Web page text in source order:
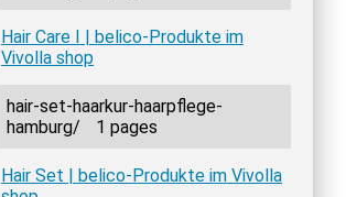
Hair Care I | belico-Produkte im
Vivolla shop
hair-set-haarkur-haarpflege-
hamburg/
1 pages
Hair Set | belico-Produkte im Vivolla